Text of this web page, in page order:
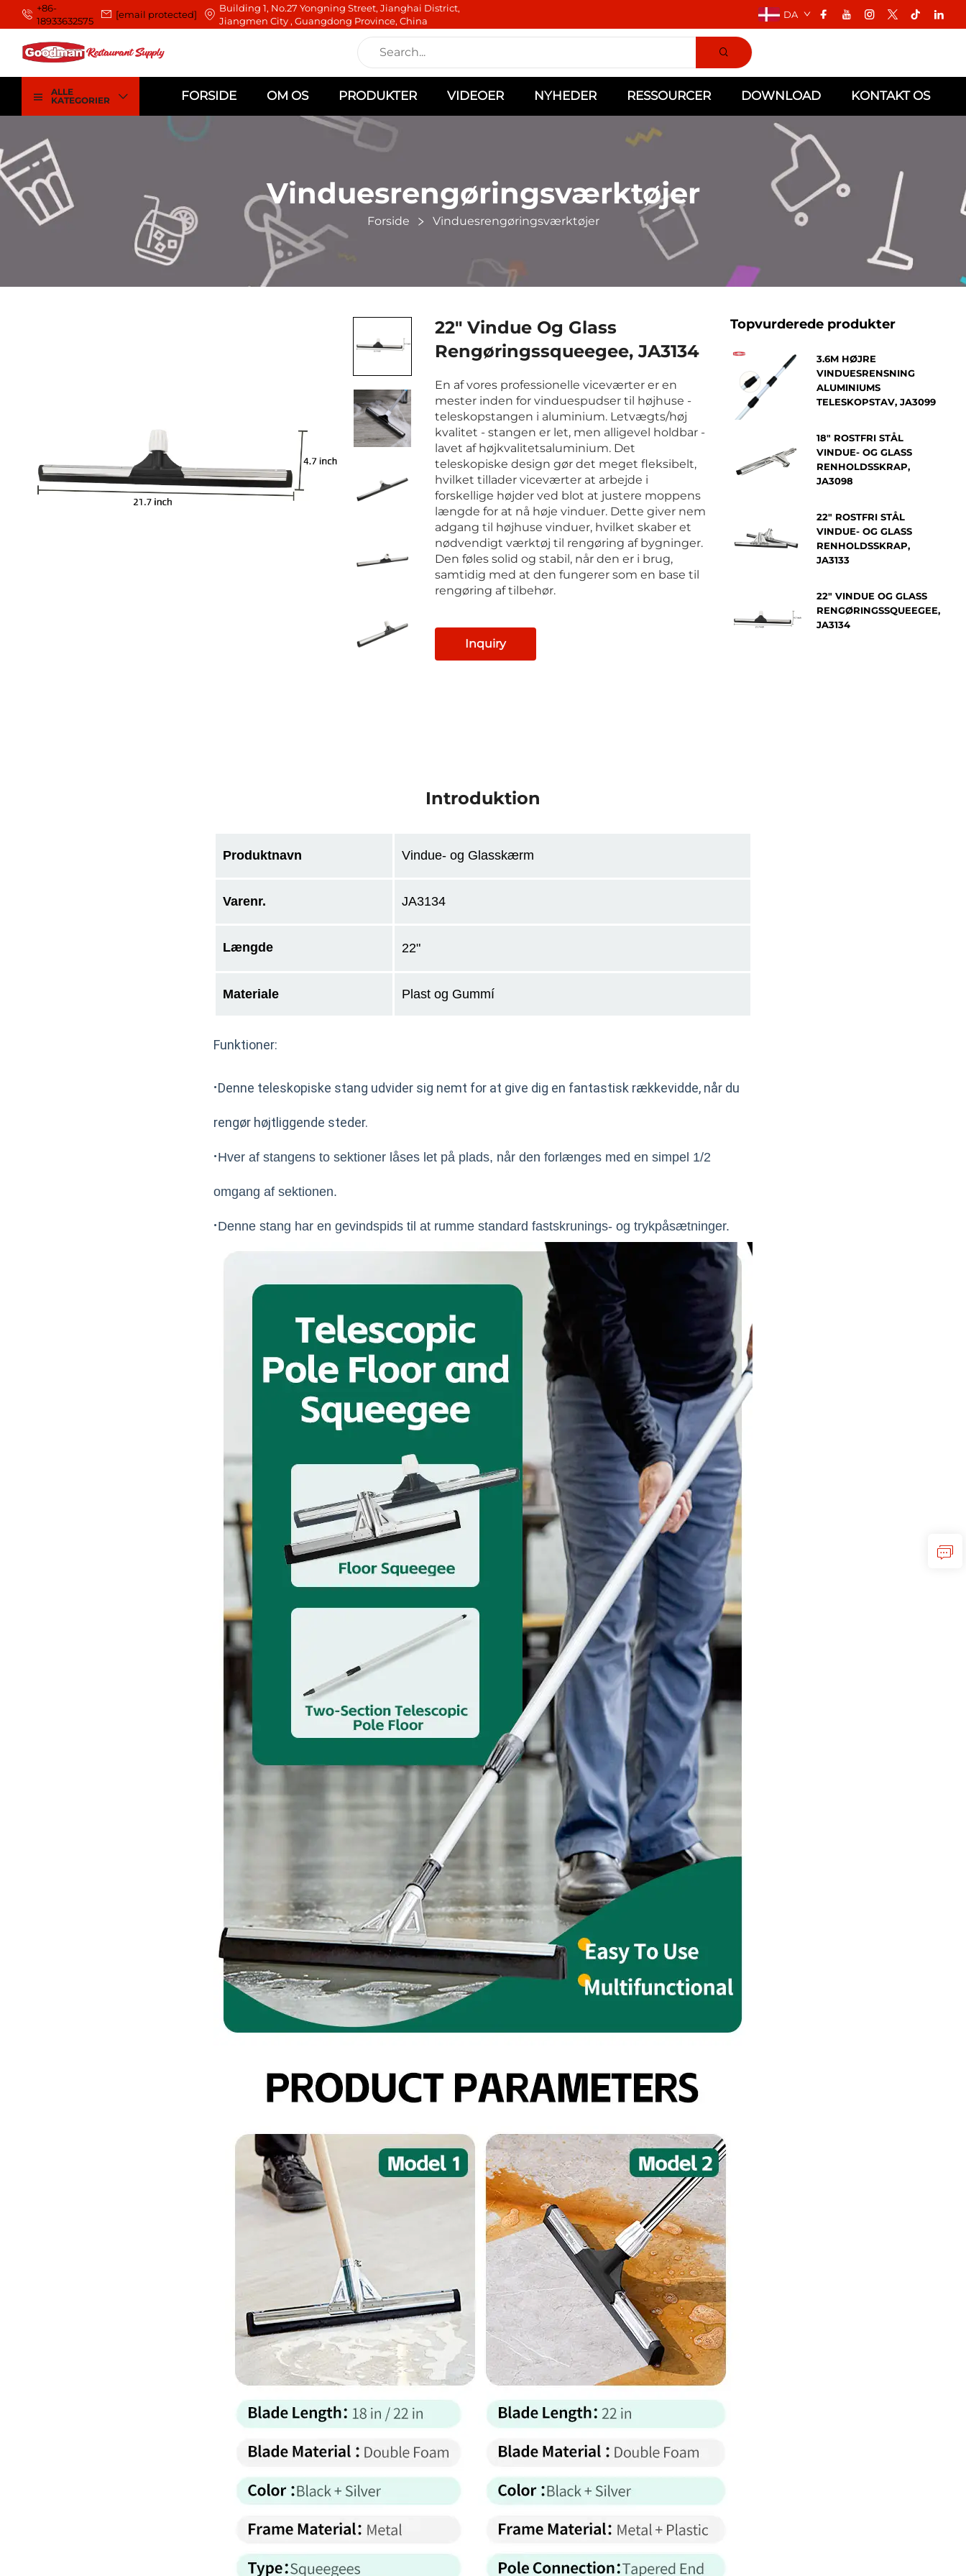
+86-
18933632575
[email protected]
Building 1, No.27 Yongning Street, Jianghai District,
Jiangmen City , Guangdong Province, China
DA
ALLE
KATEGORIER
FORSIDE OM OS PRODUKTER VIDEOER NYHEDER RESSOURCER DOWNLOAD KONTAKT OS
Vinduesrengøringsværktøjer
Forside Vinduesrengøringsværktøjer
22" Vindue Og Glass
Rengøringssqueegee, JA3134
En af vores professionelle viceværter er en
mester inden for vinduespudser til højhuse -
teleskopstangen i aluminium. Letvægts/høj
kvalitet - stangen er let, men alligevel holdbar -
lavet af højkvalitetsaluminium. Det
teleskopiske design gør det meget fleksibelt,
hvilket tillader viceværter at arbejde i
forskellige højder ved blot at justere moppens
længde for at nå høje vinduer. Dette giver nem
adgang til højhuse vinduer, hvilket skaber et
nødvendigt værktøj til rengøring af bygninger.
Den føles solid og stabil, når den er i brug,
samtidig med at den fungerer som en base til
rengøring af tilbehør.
Inquiry
Topvurderede produkter
3.6M HØJRE
VINDUESRENSNING
ALUMINIUMS
TELESKOPSTAV, JA3099
18" ROSTFRI STÅL
VINDUE- OG GLASS
RENHOLDSSKRAP,
JA3098
22" ROSTFRI STÅL
VINDUE- OG GLASS
RENHOLDSSKRAP,
JA3133
22" VINDUE OG GLASS
RENGØRINGSSQUEEGEE,
JA3134
Introduktion
Produktnavn Vindue- og Glasskærm
Varenr. JA3134
Længde 22"
Materiale Plast og Gummí
Funktioner:
·Denne teleskopiske stang udvider sig nemt for at give dig en fantastisk rækkevidde, når du
rengør højtliggende steder.
·Hver af stangens to sektioner låses let på plads, når den forlænges med en simpel 1/2
omgang af sektionen.
·Denne stang har en gevindspids til at rumme standard fastskrunings- og trykpåsætninger.